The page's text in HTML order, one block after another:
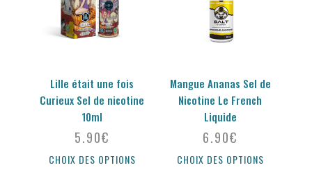
Lille était une fois
Curieux Sel de nicotine
10ml
5.90€
CHOIX DES OPTIONS
Mangue Ananas Sel de
Nicotine Le French
Liquide
6.90€
CHOIX DES OPTIONS